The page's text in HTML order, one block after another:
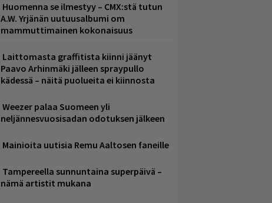
Huomenna se ilmestyy – CMX:stä tutun
A.W. Yrjänän uutuusalbumi om
mammuttimainen kokonaisuus
Laittomasta graffitista kiinni jäänyt
Paavo Arhinmäki jälleen spraypullo
kädessä – näitä puolueita ei kiinnosta
Weezer palaa Suomeen yli
neljännesvuosisadan odotuksen jälkeen
Mainioita uutisia Remu Aaltosen faneille
Tampereella sunnuntaina superpäivä –
nämä artistit mukana